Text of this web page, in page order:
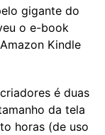
gigante do
o e-book
Kindle
é duas
da tela
horas (de uso